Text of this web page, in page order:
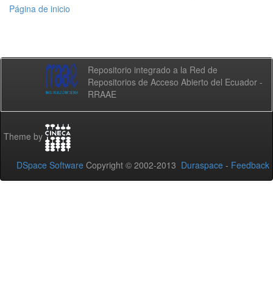
Página de inicio
Repositorio integrado a la Red de
Repositorios de Acceso Abierto del Ecuador -
RRAAE
Theme by
DSpace Software Copyright © 2002-2013 Duraspace - Feedback